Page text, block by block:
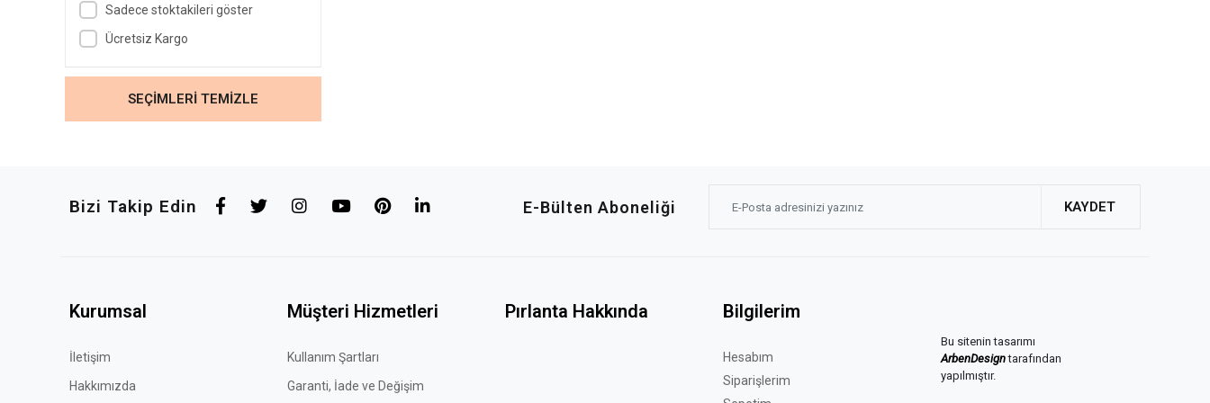
Toz Kehribarı Tesbihler
Sıkma Kehribar Tesbihler
Sadece stoktakileri göster
Ücretsiz Kargo
SEÇİMLERİ TEMİZLE
Bizi Takip Edin E-Bülten Aboneliği KAYDET
Kurumsal
İletişim
Hakkımızda
Müşteri Hizmetleri
Kullanım Şartları
Garanti, İade ve Değişim
Pırlanta Hakkında Bilgilerim
Hesabım
Siparişlerim
Bu sitenin tasarımı
ArbenDesigntarafından
yapılmıştır.